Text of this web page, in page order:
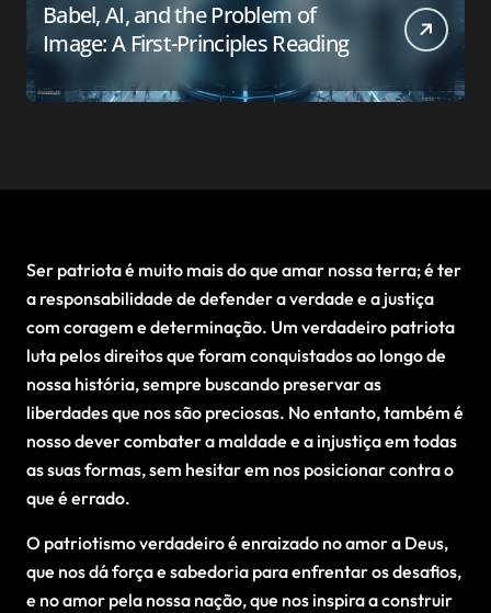
Babel, AI, and the Problem of
Image: A First-Principles Reading
Ser patriota é muito mais do que amar nossa terra; é ter
a responsabilidade de defender a verdade e a justiça
com coragem e determinação. Um verdadeiro patriota
luta pelos direitos que foram conquistados ao longo de
nossa história, sempre buscando preservar as
liberdades que nos são preciosas. No entanto, também é
nosso dever combater a maldade e a injustiça em todas
as suas formas, sem hesitar em nos posicionar contra o
que é errado.
O patriotismo verdadeiro é enraizado no amor a Deus,
que nos dá força e sabedoria para enfrentar os desafios,
e no amor pela nossa nação, que nos inspira a construir